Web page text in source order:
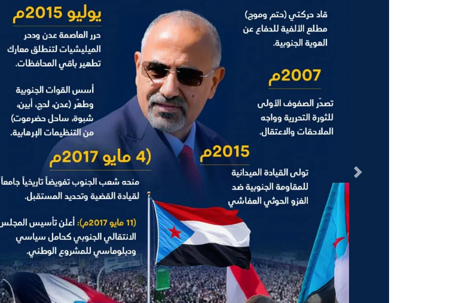
السابق
إرادة شعب الجنوب وقيادته رمز